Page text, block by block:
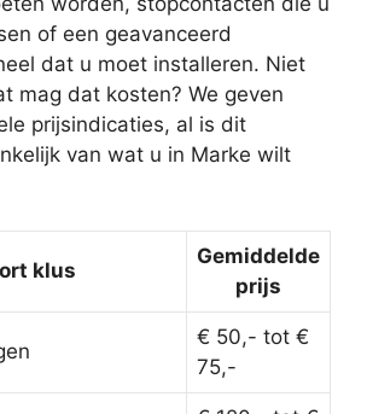
of een geavanceerd
dat u moet installeren. Niet
mag dat kosten? We geven
prijsindicaties, al is dit
van wat u in Marke wilt
klus
Gemiddelde
prijs
€ 50,- tot €
75,-